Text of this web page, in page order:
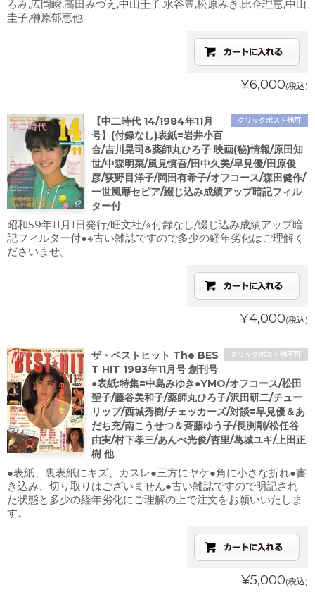
ろみ,広岡瞬,高田みづえ,中山圭子,水谷豊,松原みき,比企理恵,中山
圭子,榊原郁恵他
¥6,000(税込)
クリックポスト他可
【中二時代 14/1984年11月
号】(付録なし)表紙=岩井小百
合/吉川晃司&薬師丸ひろ子 映画(秘)情報/原田知
世/中森明菜/風見慎吾/田中久美/早見優/田原俊
彦/荻野目洋子/岡田有希子/オフコース/森田健作/
一世風靡セピア/綴じ込み成績アップ暗記フィル
ター付
昭和59年11月1日発行/旺文社/※付録なし/綴じ込み成績アップ暗
記フィルター付●※古い雑誌ですので多少の経年劣化はご理解く
ださいませ。
¥4,000(税込)
クリックポスト他不可
ザ・ベストヒット The BES
T HIT 1983年11月号 創刊号
●表紙:特集=中島みゆき●YMO/オフコース/松田
聖子/藤谷美和子/薬師丸ひろ子/沢田研二/チュー
リップ/西城秀樹/チェッカーズ/対談=早見優＆あ
だち充/南こうせつ＆斉藤ゆう子/長渕剛/松任谷
由実/村下孝三/あんべ光俊/杏里/葛城ユキ/上田正
樹 他
●表紙、裏表紙にキズ、カスレ●三方にヤケ●角に小さな折れ●書
き込み、切り取りはございません●古い雑誌ですので明記され
た状態と多少の経年劣化にご理解の上で注文をお願いいたしま
す。
¥5,000(税込)